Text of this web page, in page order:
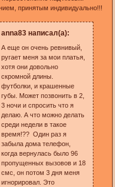
принятым индивидуально!!!
anna83 написал(а):
А еще он очень ревнивый,
ругает меня за мои платья,
хотя они довольно
скромной длины.
футболки, и крашенные
губы. Может позвонить в 2,
3 ночи и спросить что я
делаю. А что можно делать
среди недели в такое
время!?? Один раз я
забыла дома телефон,
когда вернулась было 96
пропущенных вызовов и 18
смс, он потом 3 дня меня
игнорировал. Это